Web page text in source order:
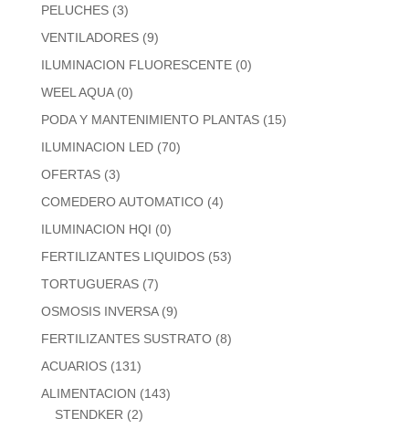
PELUCHES (3)
VENTILADORES (9)
ILUMINACION FLUORESCENTE (0)
WEEL AQUA (0)
PODA Y MANTENIMIENTO PLANTAS (15)
ILUMINACION LED (70)
OFERTAS (3)
COMEDERO AUTOMATICO (4)
ILUMINACION HQI (0)
FERTILIZANTES LIQUIDOS (53)
TORTUGUERAS (7)
OSMOSIS INVERSA (9)
FERTILIZANTES SUSTRATO (8)
ACUARIOS (131)
ALIMENTACION (143)
STENDKER (2)